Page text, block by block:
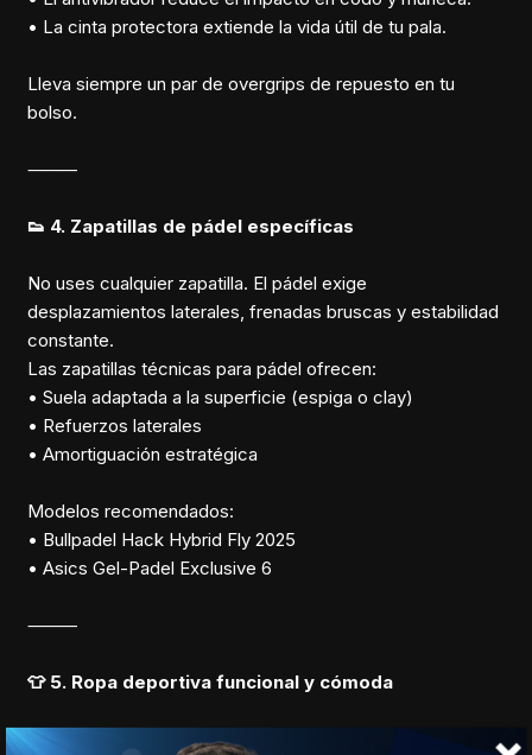
• La cinta protectora extiende la vida útil de tu pala.
Lleva siempre un par de overgrips de repuesto en tu
bolso.
⸻
👟 4. Zapatillas de pádel específicas
No uses cualquier zapatilla. El pádel exige
desplazamientos laterales, frenadas bruscas y estabilidad
constante.
Las zapatillas técnicas para pádel ofrecen:
• Suela adaptada a la superficie (espiga o clay)
• Refuerzos laterales
• Amortiguación estratégica
Modelos recomendados:
• Bullpadel Hack Hybrid Fly 2025
• Asics Gel-Padel Exclusive 6
⸻
👕 5. Ropa deportiva funcional y cómoda
Usa prendas transpirables, ligeras y de secado rápido.